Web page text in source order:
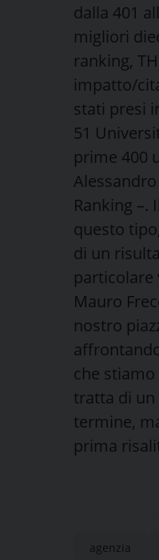
dalla 401
migliori
ranking,
impatto/
stati presi
51
prime 400
Ranking –.
questo
di un
particolare
Mauro
nostro
che
tratta di un
termine,
prima
agenzia